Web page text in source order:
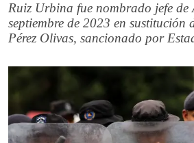
Ruiz Urbina fue nombrado jefe
septiembre de 2023 en sustitución
Pérez Olivas, sancionado por